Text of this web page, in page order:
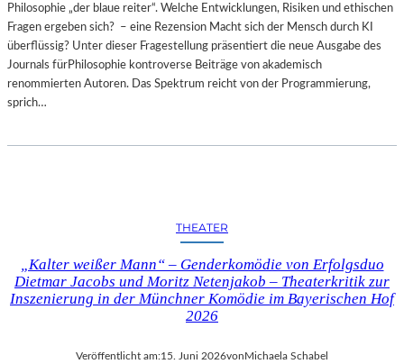
Philosophie „der blaue reiter“. Welche Entwicklungen, Risiken und ethischen
Fragen ergeben sich? – eine Rezension Macht sich der Mensch durch KI
überflüssig? Unter dieser Fragestellung präsentiert die neue Ausgabe des
Journals fürPhilosophie kontroverse Beiträge von akademisch
renommierten Autoren. Das Spektrum reicht von der Programmierung,
sprich…
THEATER
„Kalter weißer Mann“ – Genderkomödie von Erfolgsduo
Dietmar Jacobs und Moritz Netenjakob – Theaterkritik zur
Inszenierung in der Münchner Komödie im Bayerischen Hof
2026
Veröffentlicht am:15. Juni 2026vonMichaela Schabel